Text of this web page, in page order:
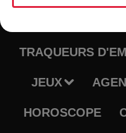
TRAQUEURS
JEUX
HOROSCOPE